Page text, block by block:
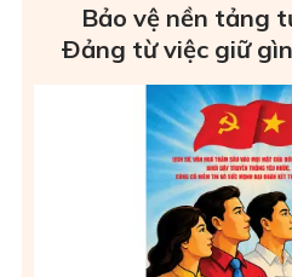
Bảo vệ nền tảng
Ðảng từ việc giữ